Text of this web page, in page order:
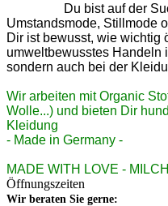
Du bist auf der
Umstandsmode, Stillmode
Dir ist bewusst, wie wichtig
umweltbewusstes Handeln
sondern auch bei der
Wir arbeiten mit Organic
Wolle...) und bieten Dir
Kleidung
- Made in Germany -
MADE WITH LOVE -
Öffnungszeiten
Wir beraten Sie gerne: